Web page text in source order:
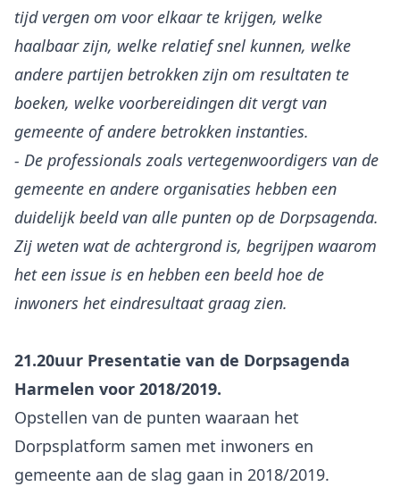
tijd vergen om voor elkaar te krijgen, welke
haalbaar zijn, welke relatief snel kunnen, welke
andere partijen betrokken zijn om resultaten te
boeken, welke voorbereidingen dit vergt van
gemeente of andere betrokken instanties.
- De professionals zoals vertegenwoordigers van de
gemeente en andere organisaties hebben een
duidelijk beeld van alle punten op de Dorpsagenda.
Zij weten wat de achtergrond is, begrijpen waarom
het een issue is en hebben een beeld hoe de
inwoners het eindresultaat graag zien.
21.20uur Presentatie van de Dorpsagenda
Harmelen voor 2018/2019.
Opstellen van de punten waaraan het
Dorpsplatform samen met inwoners en
gemeente aan de slag gaan in 2018/2019.